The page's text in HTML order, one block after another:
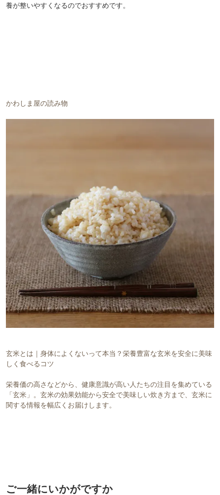
養が整いやすくなるのでおすすめです。
かわしま屋の読み物
玄米とは｜身体によくないって本当？栄養豊富な玄米を安全に美味
しく食べるコツ
栄養価の高さなどから、健康意識が高い人たちの注目を集めている
「玄米」。玄米の効果効能から安全で美味しい炊き方まで、玄米に
関する情報を幅広くお届けします。
ご一緒にいかがですか